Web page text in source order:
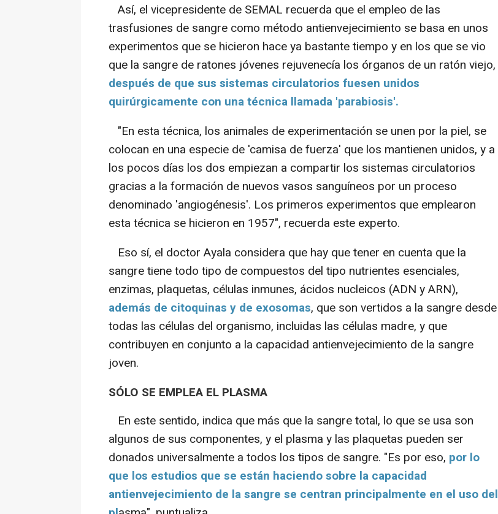
Así, el vicepresidente de SEMAL recuerda que el empleo de las
trasfusiones de sangre como método antienvejecimiento se basa en unos
experimentos que se hicieron hace ya bastante tiempo y en los que se vio
que la sangre de ratones jóvenes rejuvenecía los órganos de un ratón viejo,
después de que sus sistemas circulatorios fuesen unidos
quirúrgicamente con una técnica llamada 'parabiosis'.
"En esta técnica, los animales de experimentación se unen por la piel, se
colocan en una especie de 'camisa de fuerza' que los mantienen unidos, y a
los pocos días los dos empiezan a compartir los sistemas circulatorios
gracias a la formación de nuevos vasos sanguíneos por un proceso
denominado 'angiogénesis'. Los primeros experimentos que emplearon
esta técnica se hicieron en 1957", recuerda este experto.
Eso sí, el doctor Ayala considera que hay que tener en cuenta que la
sangre tiene todo tipo de compuestos del tipo nutrientes esenciales,
enzimas, plaquetas, células inmunes, ácidos nucleicos (ADN y ARN),
además de citoquinas y de exosomas, que son vertidos a la sangre desde
todas las células del organismo, incluidas las células madre, y que
contribuyen en conjunto a la capacidad antienvejecimiento de la sangre
joven.
SÓLO SE EMPLEA EL PLASMA
En este sentido, indica que más que la sangre total, lo que se usa son
algunos de sus componentes, y el plasma y las plaquetas pueden ser
donados universalmente a todos los tipos de sangre. "Es por eso, por lo
que los estudios que se están haciendo sobre la capacidad
antienvejecimiento de la sangre se centran principalmente en el uso del